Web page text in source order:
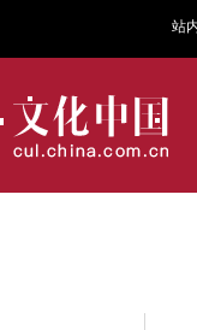
站